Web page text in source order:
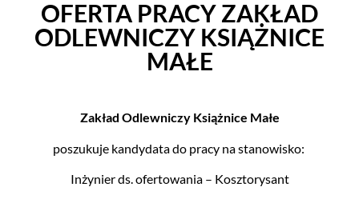
OFERTA PRACY ZAKŁAD
ODLEWNICZY KSIĄŻNICE
MAŁE
Zakład Odlewniczy Książnice Małe
poszukuje kandydata do pracy na stanowisko:
Inżynier ds. ofertowania – Kosztorysant